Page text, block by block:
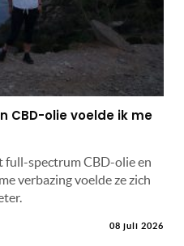
CBD-olie voelde ik me
full-spectrum CBD-olie en
verbazing voelde ze zich
08 juli 2026